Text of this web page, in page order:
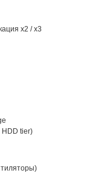
x2 / x3
tier)